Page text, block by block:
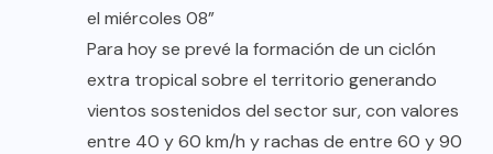
el miércoles 08”
Para hoy se prevé la formación de un ciclón
extra tropical sobre el territorio generando
vientos sostenidos del sector sur, con valores
entre 40 y 60 km/h y rachas de entre 60 y 90